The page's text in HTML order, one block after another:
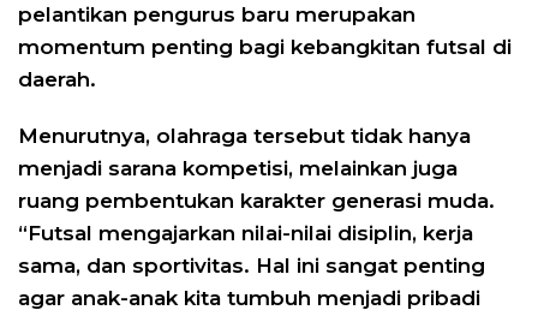
pelantikan pengurus baru merupakan
momentum penting bagi kebangkitan futsal di
daerah.
Menurutnya, olahraga tersebut tidak hanya
menjadi sarana kompetisi, melainkan juga
ruang pembentukan karakter generasi muda.
“Futsal mengajarkan nilai-nilai disiplin, kerja
sama, dan sportivitas. Hal ini sangat penting
agar anak-anak kita tumbuh menjadi pribadi